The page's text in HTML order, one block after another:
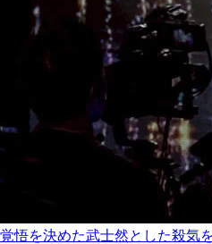
覚悟を決めた武士然とした殺気